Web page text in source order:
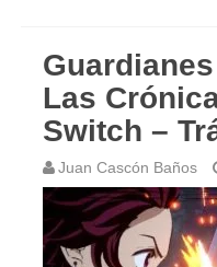
Las
Switch –
Juan Cascón Baños